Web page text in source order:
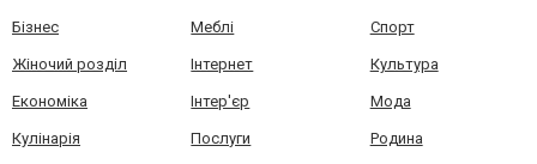
Бізнес Меблі Спорт
Жіночий розділ Інтернет Культура
Економіка Інтер'єр Мода
Кулінарія Послуги Родина